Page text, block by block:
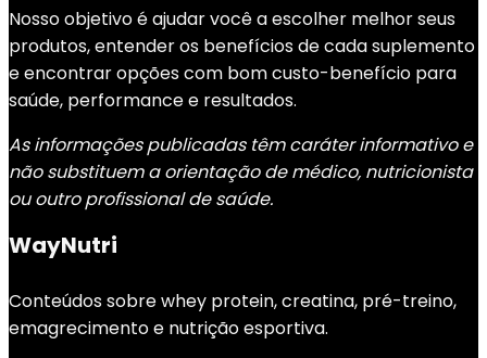
Nosso objetivo é ajudar você a escolher melhor seus
produtos, entender os benefícios de cada suplemento
e encontrar opções com bom custo-benefício para
saúde, performance e resultados.
As informações publicadas têm caráter informativo e
não substituem a orientação de médico, nutricionista
ou outro profissional de saúde.
WayNutri
Conteúdos sobre whey protein, creatina, pré-treino,
emagrecimento e nutrição esportiva.